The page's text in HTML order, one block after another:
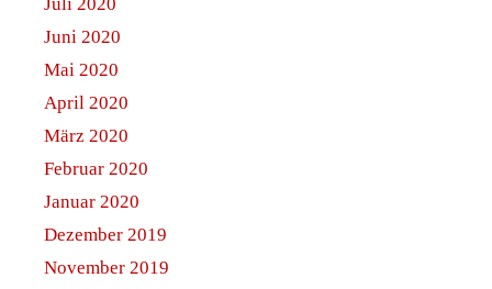
Juni 2020
Mai 2020
April 2020
März 2020
Februar 2020
Januar 2020
Dezember 2019
November 2019